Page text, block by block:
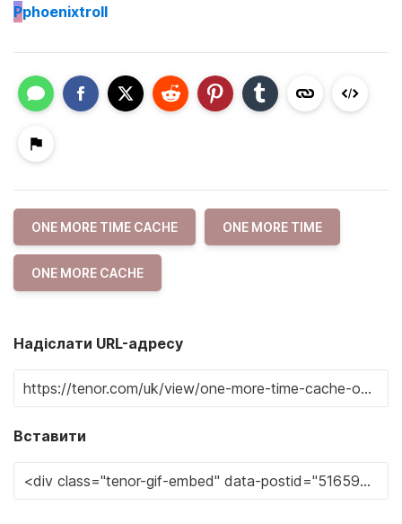
Pphoenixtroll
ONE MORE TIME CACHE ONE MORE TIME
ONE MORE CACHE
Надіслати URL-адресу
Вставити